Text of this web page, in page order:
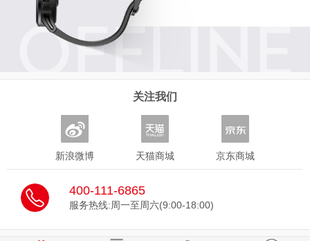
关注我们
新浪微博 天猫商城 京东商城
400-111-6865
服务热线:周一至周六(9:00-18:00)